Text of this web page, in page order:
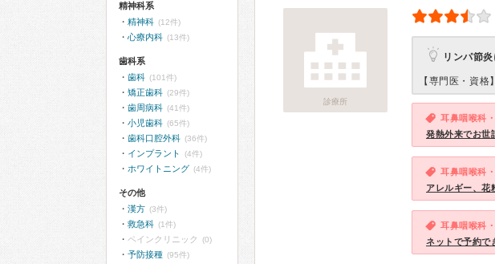
診療所
リンパ節
【専門医・資格】
耳鼻咽喉科
発熱外来でお世
耳鼻咽喉科
アレルギー、花
耳鼻咽喉科
ネットで予約で
精神科系
精神科 (12件)
心療内科 (13件)
歯科系
歯科 (101件)
矯正歯科 (29件)
歯周病科 (41件)
小児歯科 (65件)
歯科口腔外科 (36件)
インプラント (4件)
ホワイトニング (4件)
その他
漢方 (3件)
救急科 (1件)
ペインクリニック (0)
予防接種 (95件)